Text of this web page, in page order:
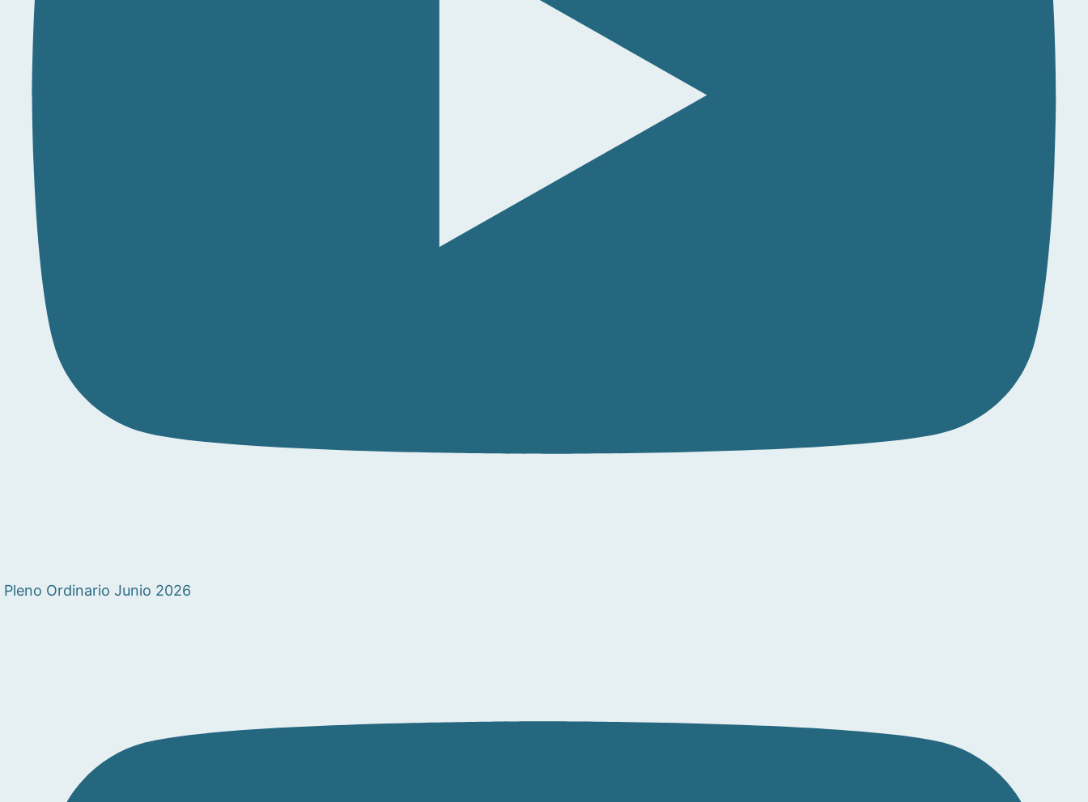
Pleno Ordinario Junio 2026